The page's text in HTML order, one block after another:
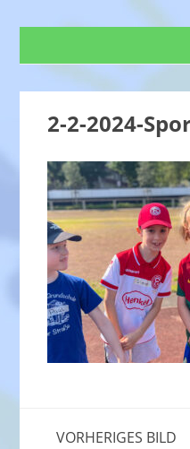
2-2-2024-
VORHERIGES BILD